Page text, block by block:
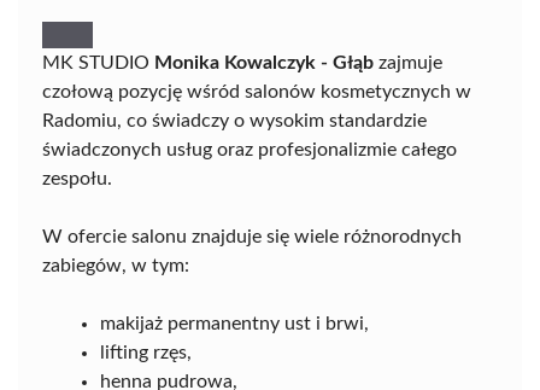
MK STUDIO Monika Kowalczyk - Głąb zajmuje
czołową pozycję wśród salonów kosmetycznych w
Radomiu, co świadczy o wysokim standardzie
świadczonych usług oraz profesjonalizmie całego
zespołu.
W ofercie salonu znajduje się wiele różnorodnych
zabiegów, w tym:
makijaż permanentny ust i brwi,
lifting rzęs,
henna pudrowa,